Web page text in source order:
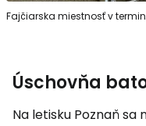
Fajčiarska miestnosť v
Úschovňa
Na letisku Poznaň sa